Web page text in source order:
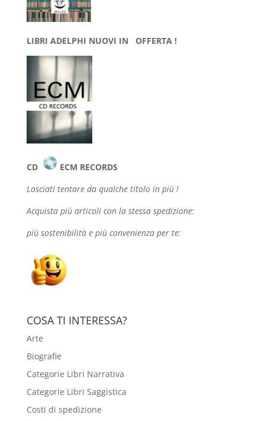
LIBRI ADELPHI NUOVI IN OFFERTA !
CD
ECM RECORDS
Lasciati tentare da qualche titolo in più !
Acquista più articoli con la stessa spedizione:
più sostenibilità e più convenienza per te:
COSA TI INTERESSA?
Arte
Biografie
Categorie Libri Narrativa
Categorie Libri Saggistica
Costi di spedizione